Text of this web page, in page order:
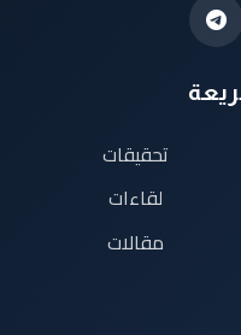
تحقيقات
لقاءات
مقالات